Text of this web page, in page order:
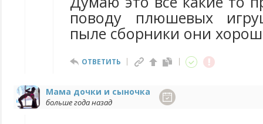
поводу плюшевых
пыле сборники они
ОТВЕТИТЬ
Мама дочки и сыночка
больше года назад